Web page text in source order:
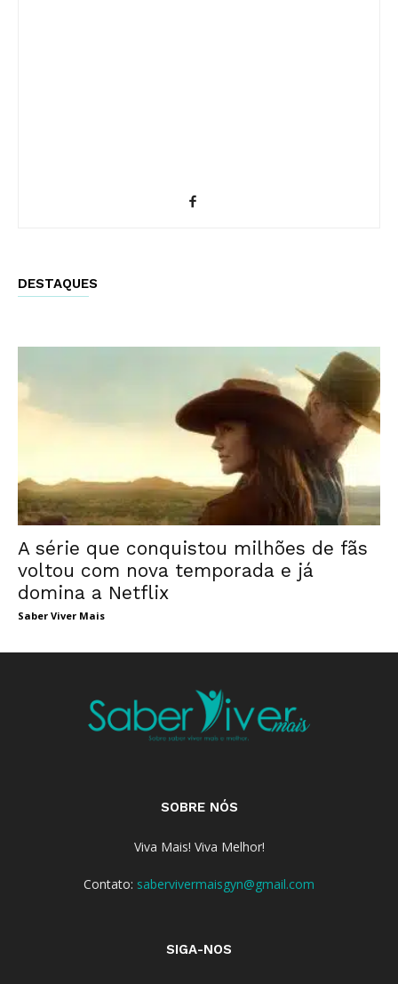
DESTAQUES
A série que conquistou milhões de fãs
voltou com nova temporada e já
domina a Netflix
Saber Viver Mais
SOBRE NÓS
Viva Mais! Viva Melhor!
Contato: sabervivermaisgyn@gmail.com
SIGA-NOS